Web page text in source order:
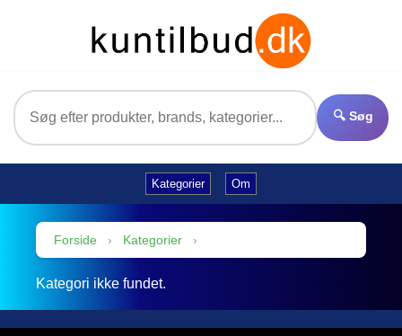
🔍 Søg
Kategorier Om
Forside › Kategorier ›
Kategori ikke fundet.